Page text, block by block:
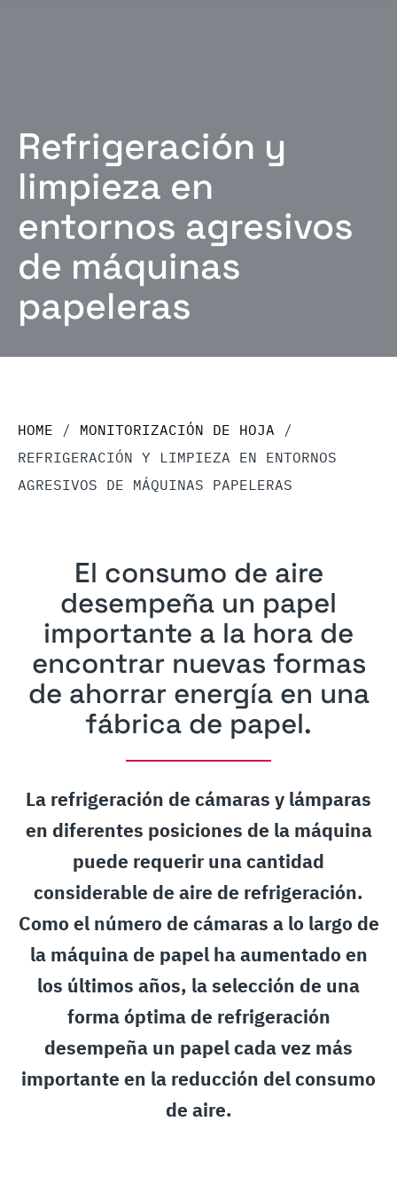
Refrigeración y
limpieza en
entornos agresivos
de máquinas
papeleras
HOME / MONITORIZACIÓN DE HOJA /
REFRIGERACIÓN Y LIMPIEZA EN ENTORNOS
AGRESIVOS DE MÁQUINAS PAPELERAS
El consumo de aire
desempeña un papel
importante a la hora de
encontrar nuevas formas
de ahorrar energía en una
fábrica de papel.
La refrigeración de cámaras y lámparas
en diferentes posiciones de la máquina
puede requerir una cantidad
considerable de aire de refrigeración.
Como el número de cámaras a lo largo de
la máquina de papel ha aumentado en
los últimos años, la selección de una
forma óptima de refrigeración
desempeña un papel cada vez más
importante en la reducción del consumo
de aire.